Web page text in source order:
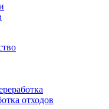
отходов